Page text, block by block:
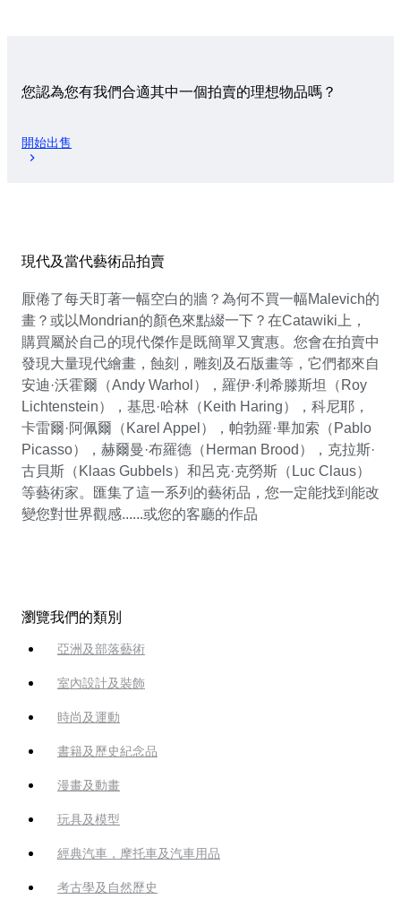
您認為您有我們合適其中一個拍賣的理想物品嗎？
開始出售
現代及當代藝術品拍賣
厭倦了每天盯著一幅空白的牆？為何不買一幅Malevich的
畫？或以Mondrian的顏色來點綴一下？在Catawiki上，
購買屬於自己的現代傑作是既簡單又實惠。您會在拍賣中
發現大量現代繪畫，蝕刻，雕刻及石版畫等，它們都來自
安迪·沃霍爾（Andy Warhol），羅伊·利希滕斯坦（Roy
Lichtenstein），基思·哈林（Keith Haring），科尼耶，
卡雷爾·阿佩爾（Karel Appel），帕勃羅·畢加索（Pablo
Picasso），赫爾曼·布羅德（Herman Brood），克拉斯·
古貝斯（Klaas Gubbels）和呂克·克勞斯（Luc Claus）
等藝術家。匯集了這一系列的藝術品，您一定能找到能改
變您對世界觀感......或您的客廳的作品
瀏覽我們的類別
亞洲及部落藝術
室內設計及裝飾
時尚及運動
書籍及歷史紀念品
漫畫及動畫
玩具及模型
經典汽車，摩托車及汽車用品
考古學及自然歷史